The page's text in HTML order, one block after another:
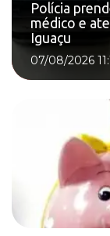
Polícia
médico e
Iguaçu
07/08/2026